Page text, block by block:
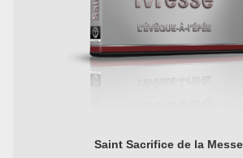
Saint Sacrifice de la